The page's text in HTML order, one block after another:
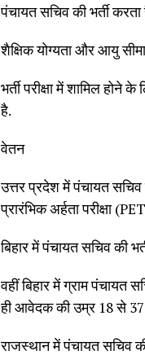
पंचायत सचिव की भर्ती करता
शैक्षिक योग्यता और आयु सीमा
भर्ती परीक्षा में शामिल
है.
वेतन
उत्तर प्रदेश में पंचायत
प्रारंभिक अर्हता परीक्षा
बिहार में पंचायत सचिव की
वहीं बिहार में ग्राम पंचायत
ही आवेदक की उम्र 18 से 37
राजस्थान में पंचायत सचिव